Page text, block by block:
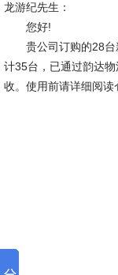
龙游纪先生：
您好!
贵公司订购的28台
计35台，已通过韵达
收。使用前请详细阅读